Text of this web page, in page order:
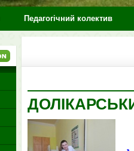
Педагогічний колектив